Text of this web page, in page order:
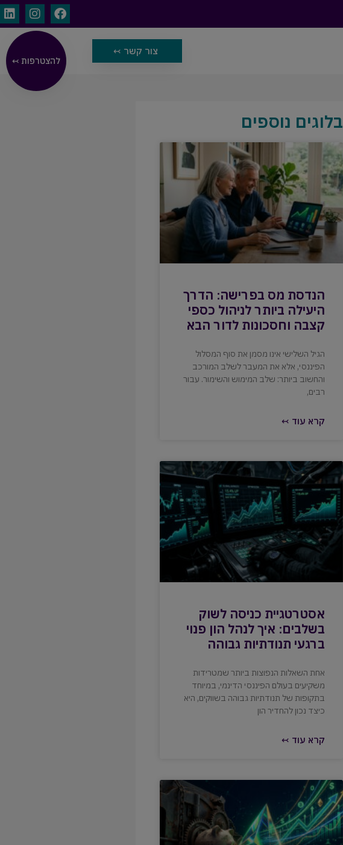
צור קשר ↢
להצטרפות ↢
בלוגים נוספים
הנדסת מס בפרישה: הדרך
היעילה ביותר לניהול כספי
קצבה וחסכונות לדור הבא
הגיל השלישי אינו מסמן את סוף המסלול
הפיננסי, אלא את המעבר לשלב המורכב
והחשוב ביותר: שלב המימוש והשימור. עבור
רבים,
קרא עוד ↢
אסטרטגיית כניסה לשוק
בשלבים: איך לנהל הון פנוי
ברגעי תנודתיות גבוהה
אחת השאלות הנפוצות ביותר שמטרידות
משקיעים בעולם הפיננסי הדינמי, במיוחד
בתקופות של תנודתיות גבוהה בשווקים, היא
כיצד נכון להחדיר הון
קרא עוד ↢